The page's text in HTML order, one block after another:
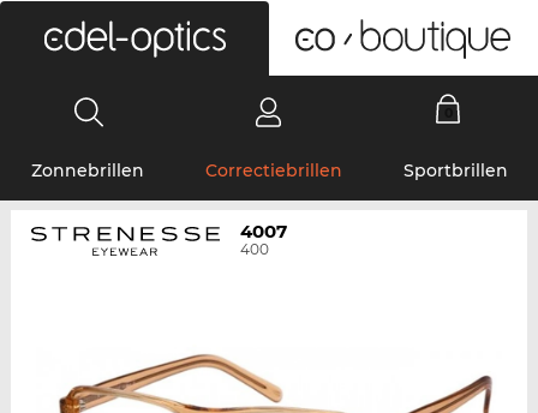
Zonnebrillen Correctiebrillen Sportbrillen
4007
400